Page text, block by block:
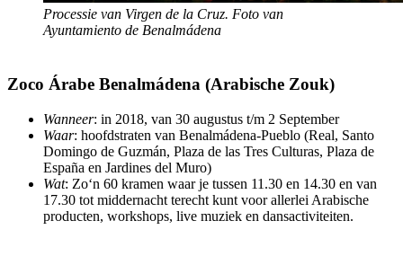
Processie van Virgen de la Cruz. Foto van
Ayuntamiento de Benalmádena
Zoco Árabe Benalmádena (Arabische Zouk)
Wanneer: in 2018, van 30 augustus t/m 2 September
Waar: hoofdstraten van Benalmádena-Pueblo (Real, Santo
Domingo de Guzmán, Plaza de las Tres Culturas, Plaza de
España en Jardines del Muro)
Wat: Zo‘n 60 kramen waar je tussen 11.30 en 14.30 en van
17.30 tot middernacht terecht kunt voor allerlei Arabische
producten, workshops, live muziek en dansactiviteiten.